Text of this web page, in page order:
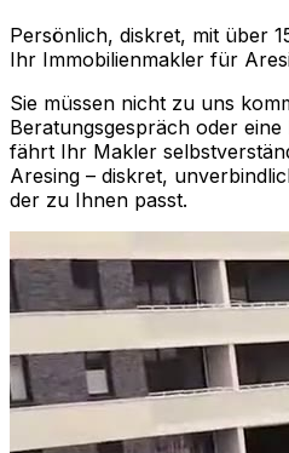
Persönlich, diskret, mit über
Ihr Immobilienmakler für
Sie müssen nicht zu uns
Beratungsgespräch oder
fährt Ihr Makler
Aresing – diskret,
der zu Ihnen passt.